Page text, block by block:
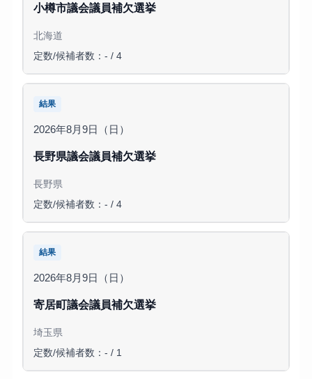
小樽市議会議員補欠選挙
北海道
定数/候補者数：- / 4
結果
2026年8月9日（日）
長野県議会議員補欠選挙
長野県
定数/候補者数：- / 4
結果
2026年8月9日（日）
寄居町議会議員補欠選挙
埼玉県
定数/候補者数：- / 1